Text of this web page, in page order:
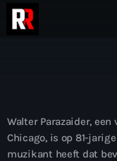
Walter Parazaider,
Chicago, is op 81-
muzikant heeft dat